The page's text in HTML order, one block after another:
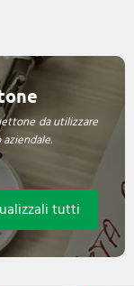
da utilizzare
tutti